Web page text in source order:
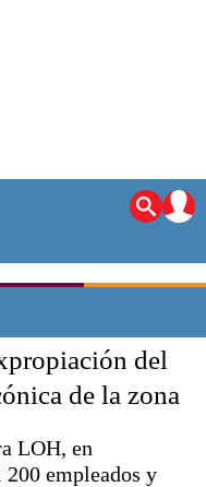
Olímpico
del
de la zona
LOH, en
empleados y